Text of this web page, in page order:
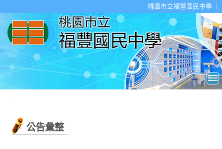
桃園市立福豐國民中學
:::
公告彙整